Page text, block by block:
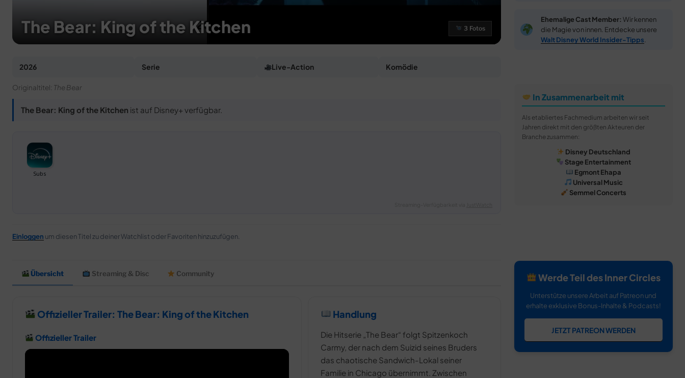
The Bear: King of the Kitchen 3 Fotos
2026 Serie Live-Action Komödie
Originaltitel: The Bear
The Bear: King of the Kitchen ist auf Disney+ verfügbar.
Einloggen um diesen Titel zu deiner Watchlist oder Favoriten hinzuzufügen.
Übersicht Streaming & Disc Community
Offizieller Trailer: The Bear: King of the Kitchen
Offizieller Trailer
Handlung
Die Hitserie „The Bear“ folgt Spitzenkoch
Carmy, der nach dem Suizid seines Bruders
das chaotische Sandwich-Lokal seiner
Familie in Chicago übernimmt. Zwischen
Ehemalige Cast Member: Wir kennen
die Magie von innen. Entdecke unsere
Walt Disney World Insider-Tipps
In Zusammenarbeit mit
Als etabliertes Fachmedium arbeiten wir seit
Jahren direkt mit den größten Akteuren der
Branche zusammen:
Disney Deutschland
Stage Entertainment
Egmont Ehapa
Universal Music
Semmel Concerts
Werde Teil des Inner Circles
Unterstütze unsere Arbeit auf Patreon und
erhalte exklusive Bonus-Inhalte & Podcasts!
JETZT PATREON WERDEN